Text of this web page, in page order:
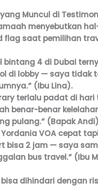
yang Muncul di
menyebutkan
flag saat pemilihan
bintang 4 di Dubai
di lobby — saya tidak
(Ibu Lina).
terlalu padat di hari
benar-benar
pulang.” (Bapak
Yordania VOA cepat
bisa 2 jam — saya
bus travel.” (Ibu
dihindari dengan